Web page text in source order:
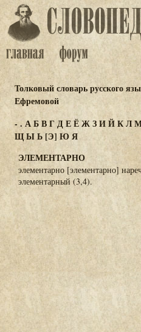
Толковый словарь русского
Ефремовой
- . АБВГДЕЁЖЗИЙКЛ
ЩЫЬ[Э] ЮЯ
ЭЛЕМЕНТАРНО
элементарно [элементарно]
элементарный (3,4).